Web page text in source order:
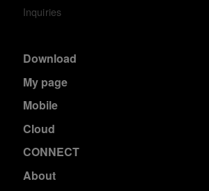
Inquiries
Download
My page
Mobile
Cloud
CONNECT
About